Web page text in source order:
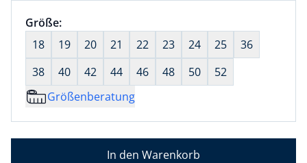
Größenauswahl:
Größe:nichts ausgewählt
18
19 20 21 22 23 24 25
36
38
40 42 44 46 48 50
52
Größenberatung
In den Warenkorb